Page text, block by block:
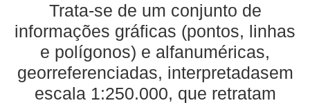
Trata-se de um conjunto de
informações gráficas (pontos, linhas
e polígonos) e alfanuméricas,
georreferenciadas, interpretadasem
escala 1:250.000, que retratam